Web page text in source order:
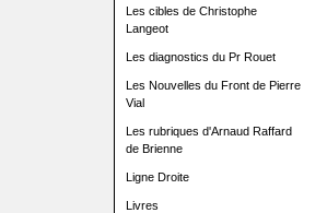
Les cibles de Christophe
Langeot
Les diagnostics du Pr Rouet
Les Nouvelles du Front de Pierre
Vial
Les rubriques d'Arnaud Raffard
de Brienne
Ligne Droite
Livres